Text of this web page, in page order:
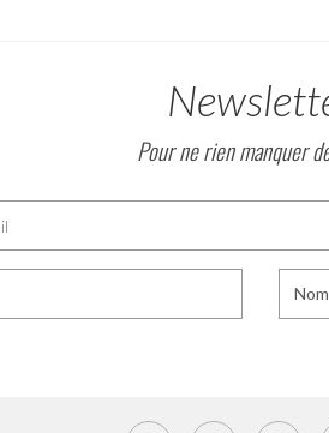
Pour ne rien manquer
Nom